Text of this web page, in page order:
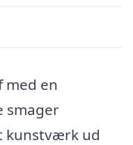
med en
smager
kunstværk ud